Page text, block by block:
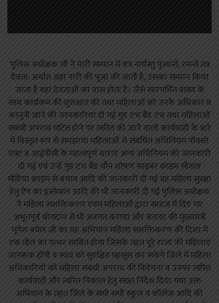
पुलिस अधीक्षक जी ने नारी सम्मान में यत्र नार्यस्तु पूज्यन्ते, रमन्ते तत्र
देवता: अर्थात जहां नारी की पूजा की जाती है, उसका सम्मान किया
जाता है वहां देवताओं का वास होता है। जैसे सारगर्भित वाक्य के
साथ कार्य्रकम की शुरुआत की तथा महिलाओं को उनके अधिकार व
कानूनी जाने की जानकारियां दी गई गुड टच बैड टच तथा महिलाओं
संबंधी अपराध घटित होने पर त्वरित की जाने वाली कार्यवाही के बारे
में विस्तृत रूप से समझाया महिलाओं से संबंधित अधिनियम पॉक्सो
एक्ट व आईपीसी के महत्वपूर्ण धाराएं अन्य अधिनियम की जानकारी
दी गई एवं उन्हें गुड टच बैड यौन शोषण साइबर क्राइम सोशल
मीडिया क्राइम से बचाव आदि की जानकारी दी गई वह महिला सुरक्षा
हेतु ऐप का इस्तेमाल आदि की भी जानकारी दी गई पुलिस अधीक्षक
ने महिला सशक्तिकरण एवम महिलाओं द्वारा समाज में दिए गए
अभूतपूर्व योगदान से भी अवगत कराया और बताया की मुख्यमंत्री
भूपेश बघेल जी का यह अभियान महिला सशक्तिकरण की दिशा में
एक मील का पत्थर साबित होगा जिसके तहत पूरे राज्य की महिलाएं
जागरूक होंगी व स्वयं को सुरक्षित महसूस कर सकेंगे जिले में महिला
अधिकारियों को महिला संबंधी अपराध की विवेचना व उनपर त्वरित
कार्यवाही और त्वरित निकाल हेतु सख्त निर्देश दिया गया उक्त
अभियान के तहत जिले के सभी सभी स्कूल व कॉलेज आदि की